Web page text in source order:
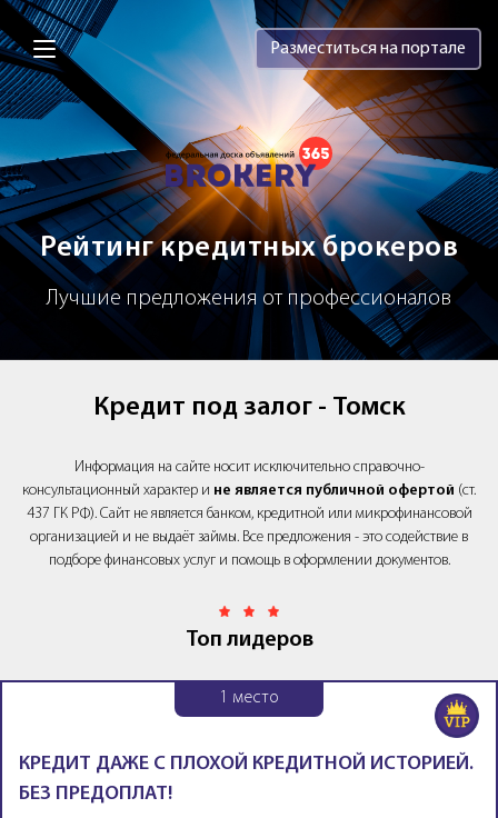
Brokery365 - Рейтинг кредитных
Разместиться на портале
Рейтинг кредитных брокеров
Лучшие предложения от профессионалов
Кредит под залог - Томск
Информация на сайте носит исключительно справочно-
консультационный характер и не является публичной офертой (ст.
437 ГК РФ). Сайт не является банком, кредитной или микрофинансовой
организацией и не выдаёт займы. Все предложения - это содействие в
подборе финансовых услуг и помощь в оформлении документов.
Топ лидеров
1 место
КРЕДИТ ДАЖЕ С ПЛОХОЙ КРЕДИТНОЙ ИСТОРИЕЙ.
БЕЗ ПРЕДОПЛАТ!